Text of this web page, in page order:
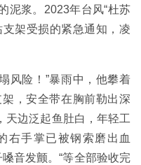
泥浆。2023年台风“杜苏
架受损的紧急通知，凌
风险！”暴雨中，他攀着
，安全带在胸前勒出深
天边泛起鱼肚白，年轻工
右手掌已被钢索磨出血
音发颤。“等全部验收完